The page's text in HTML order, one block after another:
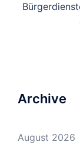
Archive
August 2026